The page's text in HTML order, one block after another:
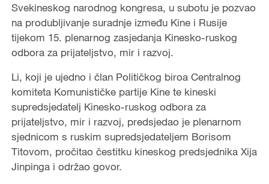
Svekineskog narodnog kongresa, u subotu je pozvao
na produbljivanje suradnje između Kine i Rusije
tijekom 15. plenarnog zasjedanja Kinesko-ruskog
odbora za prijateljstvo, mir i razvoj.
Li, koji je ujedno i član Političkog biroa Centralnog
komiteta Komunističke partije Kine te kineski
supredsjedatelj Kinesko-ruskog odbora za
prijateljstvo, mir i razvoj, predsjedao je plenarnom
sjednicom s ruskim supredsjedateljem Borisom
Titovom, pročitao čestitku kineskog predsjednika Xija
Jinpinga i održao govor.